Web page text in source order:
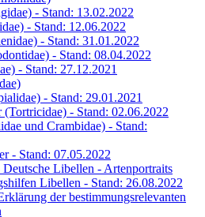
- Stand: 13.02.2022
- Stand: 12.06.2022
- Stand: 31.01.2022
- Stand: 08.04.2022
- Stand: 27.12.2021
- Stand: 29.01.2021
- Stand: 02.06.2022
und Crambidae) - Stand:
- Stand: 07.05.2022
Libellen - Artenportraits
Libellen - Stand: 26.08.2022
der bestimmungsrelevanten